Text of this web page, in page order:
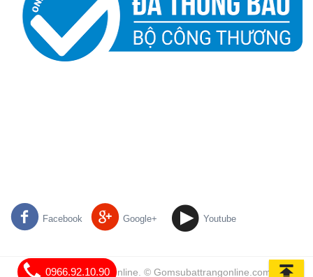
0966.92.10.90
Facebook Google+ Youtube
Gốm Sứ Bát Tràng Online. © Gomsubattrangonline.com | All